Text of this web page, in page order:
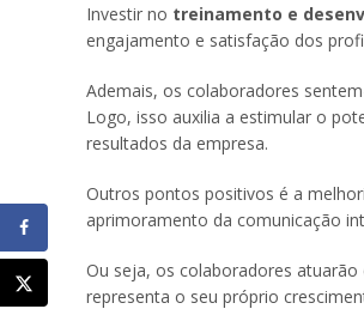
Investir no treinamento e
engajamento e satisfação dos
Ademais, os colaboradores
Logo, isso auxilia a estimular o
resultados da empresa.
Outros pontos positivos é a
aprimoramento da comunicação
Ou seja, os colaboradores
representa o seu próprio